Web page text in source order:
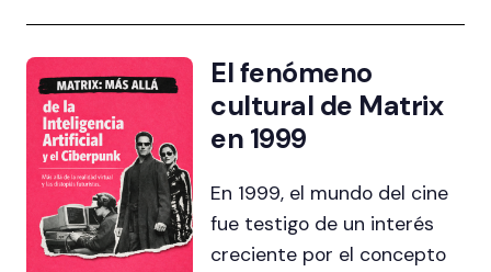
El fenómeno
cultural de Matrix
en 1999
En 1999, el mundo del cine
fue testigo de un interés
creciente por el concepto